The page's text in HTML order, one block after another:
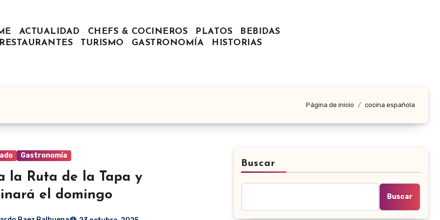
ACTUALIDAD CHEFS & COCINEROS PLATOS
BEBIDAS
RESTAURANTES
TURISMO GASTRONOMÍA HISTORIAS
Página de inicio cocina española
Gastronomía
la Ruta de la Tapa y
el domingo
Buscar
Buscar